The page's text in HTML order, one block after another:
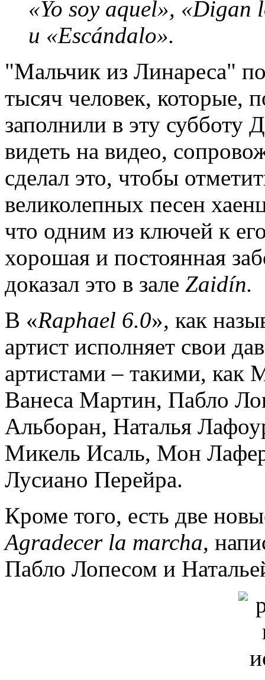
«Yo soy aquel»,
и «Escándalo».
"Мальчик из Линареса"
тысяч человек, которые,
заполнили в эту субботу
видеть на видео,
сделал это, чтобы
великолепных песен
что одним из ключей к
хорошая и постоянная
доказал это в зале Zaidín.
В «Raphael 6.0», как
артист исполняет свои
артистами – такими, как
Ванеса Мартин, Пабло
Альборан, Наталья
Микель Исаль, Мон
Лусиано Перейра.
Кроме того, есть две
Agradecerla marcha,
Пабло Лопесом и